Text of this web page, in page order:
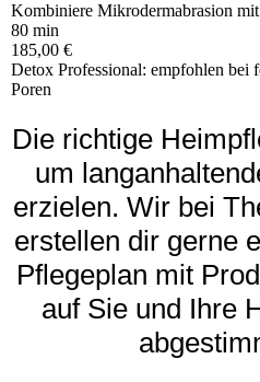
Kombiniere Mikrodermabrasion
80 min
185,00 €
Detox Professional: empfohlen bei
Poren
Die richtige
um
erzielen. Wir bei
erstellen dir gerne
Pflegeplan mit
auf Sie und Ihre